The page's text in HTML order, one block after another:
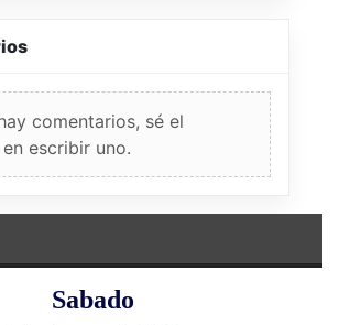
comentarios, sé el
escribir uno.
Sabado